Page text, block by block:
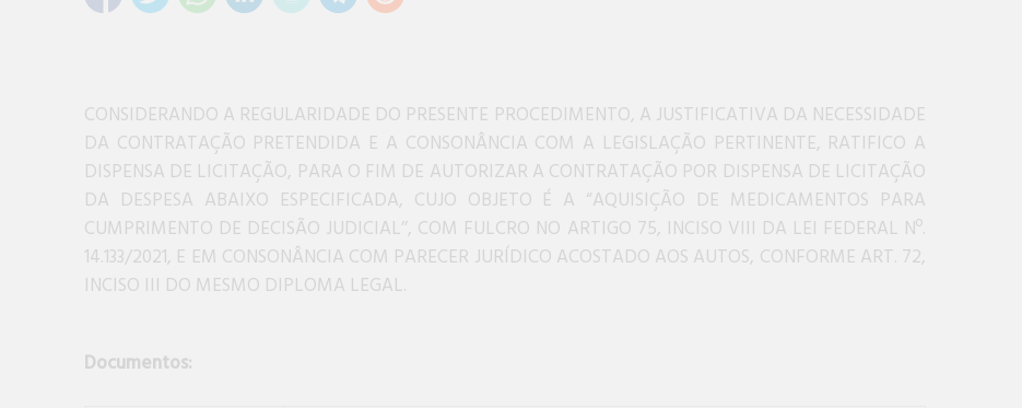
CONSIDERANDO A REGULARIDADE DO PRESENTE PROCEDIMENTO, A JUSTIFICATIVA DA NECESSIDADE
DA CONTRATAÇÃO PRETENDIDA E A CONSONÂNCIA COM A LEGISLAÇÃO PERTINENTE, RATIFICO A
DISPENSA DE LICITAÇÃO, PARA O FIM DE AUTORIZAR A CONTRATAÇÃO POR DISPENSA DE LICITAÇÃO
DA DESPESA ABAIXO ESPECIFICADA, CUJO OBJETO É A “AQUISIÇÃO DE MEDICAMENTOS PARA
CUMPRIMENTO DE DECISÃO JUDICIAL’’, COM FULCRO NO ARTIGO 75, INCISO VIII DA LEI FEDERAL Nº.
14.133/2021, E EM CONSONÂNCIA COM PARECER JURÍDICO ACOSTADO AOS AUTOS, CONFORME ART. 72,
INCISO III DO MESMO DIPLOMA LEGAL.
Documentos: